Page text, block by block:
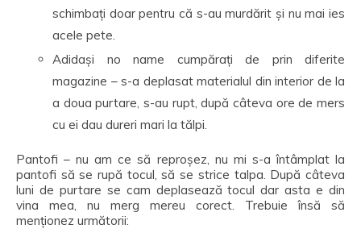
schimbați doar pentru că s-au murdărit și nu mai ies
acele pete.
Adidași no name cumpărați de prin diferite
magazine – s-a deplasat materialul din interior de la
a doua purtare, s-au rupt, după câteva ore de mers
cu ei dau dureri mari la tălpi.
Pantofi – nu am ce să reproșez, nu mi s-a întâmplat la
pantofi să se rupă tocul, să se strice talpa. După câteva
luni de purtare se cam deplasează tocul dar asta e din
vina mea, nu merg mereu corect. Trebuie însă să
menționez următorii: